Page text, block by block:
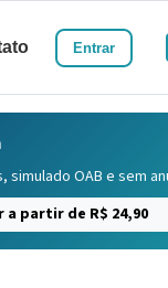
Entrar
OAB e sem
a partir de R$ 24,90